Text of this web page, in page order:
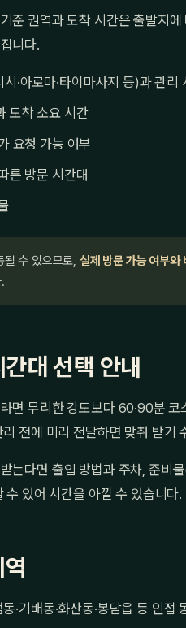
준 권역과 도착 시간은 출발지에
니다.
·아로마·타이마사지 등)과 관리
도착 소요 시간
요청 가능 여부
른 방문 시간대
될 수 있으므로, 실제 방문 가능 여부
대 선택 안내
면 무리한 강도보다 60·90분 코
전에 미리 전달하면 맞춰 받기
는다면 출입 방법과 주차, 준비
수 있어 시간을 아낄 수 있습니다.
·기배동·화산동·봉담읍 등 인